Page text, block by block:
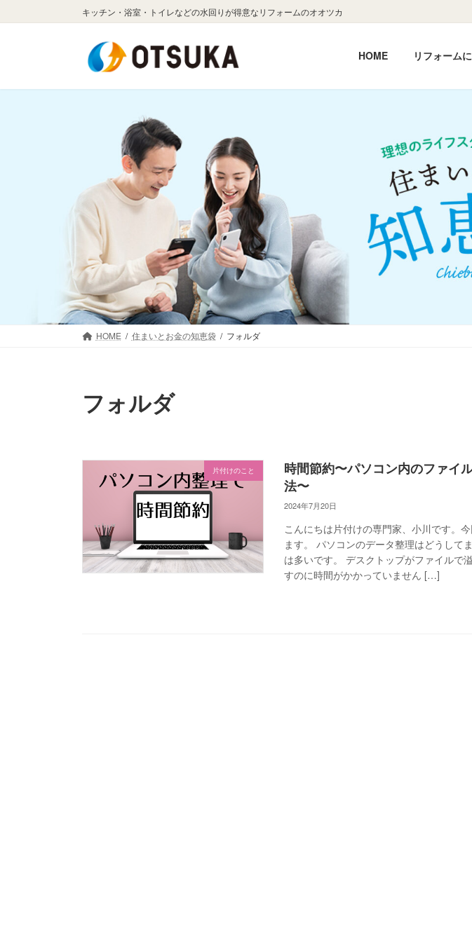
ン
へ
ビ
ョ
キッチン・浴室・トイレなどの水回りが得意なリフォームのオオツカ
HOME リフォーム
HOME 住まいとお金の知恵袋 フォルダ
フォルダ
片付けのこと
時間節約〜パソコン内のファイ
法〜
2024年7月20日
こんにちは片付けの専門家、小川です。
ます。 パソコンのデータ整理はどうして
は多いです。 デスクトップがファイルで
すのに時間がかかっていません […]